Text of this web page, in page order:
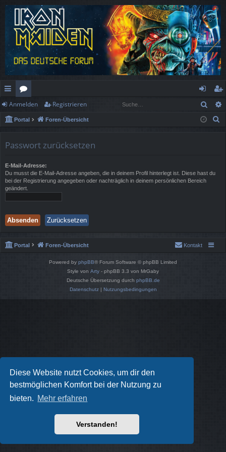
Diese Website nutzt Cookies, um dir den
bestmöglichen Komfort bei der Nutzung zu
bieten. Mehr erfahren
Verstanden!
ch
ne
rif
f
or
en
n
m
n
eg
ist
Anmelden Registrieren
Portal Foren-Übersicht
Passwort zurücksetzen
E-Mail-Adresse:
Du musst die E-Mail-Adresse angeben, die in deinem Profil hinterlegt ist. Diese hast du
bei der Registrierung angegeben oder nachträglich in deinem persönlichen Bereich
geändert.
Portal Foren-Übersicht Kontakt
Powered by phpBB® Forum Software © phpBB Limited
Style von Arty - phpBB 3.3 von MrGaby
Deutsche Übersetzung durch phpBB.de
Datenschutz| Nutzungsbedingungen